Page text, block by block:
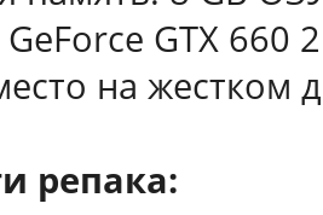
GTX 660
на жестком
репака: